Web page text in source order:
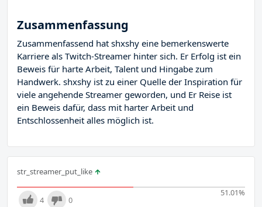
Zusammenfassung
Zusammenfassend hat shxshy eine bemerkenswerte
Karriere als Twitch-Streamer hinter sich. Er Erfolg ist ein
Beweis für harte Arbeit, Talent und Hingabe zum
Handwerk. shxshy ist zu einer Quelle der Inspiration für
viele angehende Streamer geworden, und Er Reise ist
ein Beweis dafür, dass mit harter Arbeit und
Entschlossenheit alles möglich ist.
str_streamer_put_like
51.01%
4 0